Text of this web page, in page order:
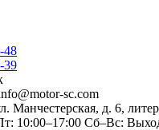
48
39
sc.com
Манчестерская, д. 6,
10:00–17:00 Сб–Вс: